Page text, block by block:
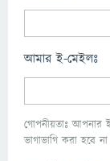
আমার ই-মেইলঃ
গোপনীয়তাঃ আপনার
ভাগাভাগি করা হবে